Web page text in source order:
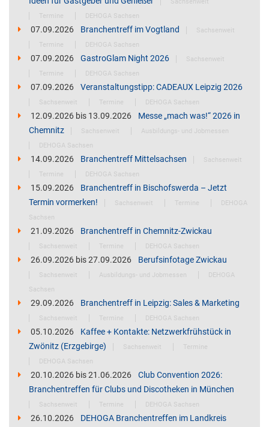
Sachsenweit
Termine
DEHOGA Sachsen
07.09.2026 Branchentreff im Vogtland
Sachsenweit
Termine
DEHOGA Sachsen
07.09.2026 GastroGlam Night 2026
Sachsenweit
Termine
DEHOGA Sachsen
07.09.2026 Veranstaltungstipp: CADEAUX Leipzig 2026
Sachsenweit Termine DEHOGA Sachsen
12.09.2026 bis 13.09.2026
Messe „mach was!“ 2026 in
Chemnitz
Sachsenweit
Ausbildungs- und Jobmessen
DEHOGA Sachsen
14.09.2026 Branchentreff Mittelsachsen
Sachsenweit
Termine
DEHOGA Sachsen
15.09.2026
Branchentreff in Bischofswerda – Jetzt
Termin vormerken!
Sachsenweit Termine
DEHOGA
Sachsen
21.09.2026 Branchentreff in Chemnitz-Zwickau
Sachsenweit Termine DEHOGA Sachsen
26.09.2026 bis27.09.2026 Berufsinfotage Zwickau
Sachsenweit Ausbildungs- und Jobmessen
DEHOGA
Sachsen
29.09.2026 Branchentreff in Leipzig: Sales & Marketing
Sachsenweit Termine DEHOGA Sachsen
05.10.2026
Kaffee + Kontakte: Netzwerkfrühstück in
Zwönitz (Erzgebirge)
Sachsenweit
Termine
DEHOGA Sachsen
20.10.2026 bis21.06.2026
Club Convention 2026:
Branchentreffen für Clubs und Discotheken in München
Sachsenweit Termine DEHOGA Sachsen
26.10.2026
DEHOGA Branchentreffen im Landkreis